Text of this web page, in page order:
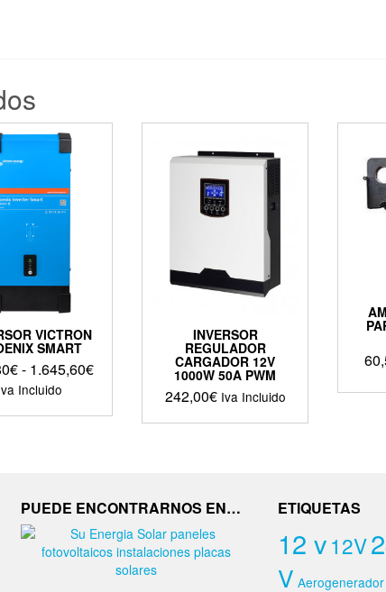
VICTRON
SMART
€- 1.645,60€Rango
Incluido
Este
Las
opciones
se
pueden
INVERSOR
REGULADOR
CARGADOR 12V
1000W 50A PWM
242,00€ Iva Incluido
PUEDE ENCONTRARNOS EN… ETIQUETAS
12 v12V
V Aerogenerador